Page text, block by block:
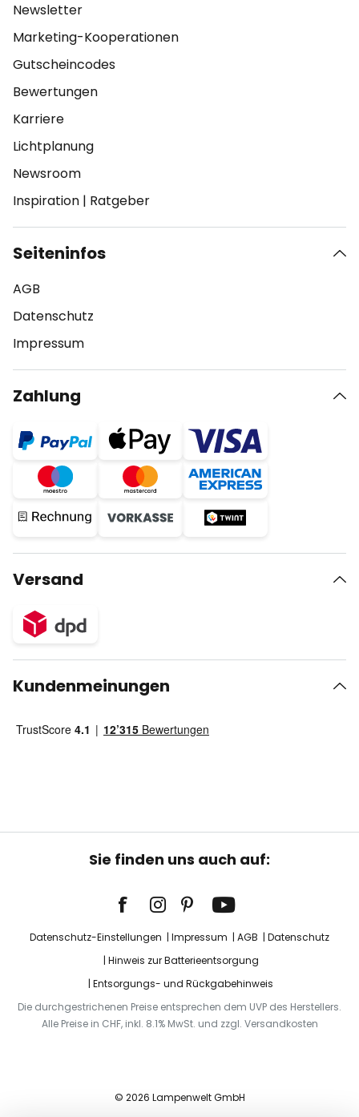
Newsletter
Marketing-Kooperationen
Gutscheincodes
Bewertungen
Karriere
Lichtplanung
Newsroom
Inspiration | Ratgeber
Seiteninfos
AGB
Datenschutz
Impressum
Zahlung
Versand
Kundenmeinungen
Sie finden uns auch auf:
Datenschutz-Einstellungen Impressum AGB
Datenschutz
Hinweis zur Batterieentsorgung
Entsorgungs- und Rückgabehinweis
Die durchgestrichenen Preise entsprechen dem UVP des Herstellers.
Alle Preise in CHF, inkl. 8.1% MwSt. und zzgl. Versandkosten
© 2026 Lampenwelt GmbH